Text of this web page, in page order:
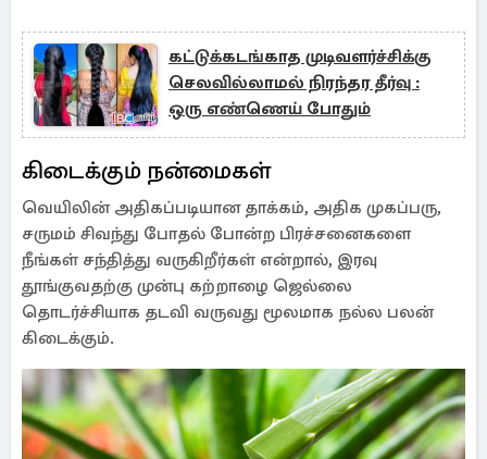
கட்டுக்கடங்காத முடிவளர்ச்சிக்கு
செலவில்லாமல் நிரந்தர தீர்வு :
ஒரு எண்ணெய் போதும்
கிடைக்கும் நன்மைகள்
வெயிலின் அதிகப்படியான தாக்கம், அதிக முகப்பரு,
சருமம் சிவந்து போதல் போன்ற பிரச்சனைகளை
நீங்கள் சந்தித்து வருகிறீர்கள் என்றால், இரவு
தூங்குவதற்கு முன்பு கற்றாழை ஜெல்லை
தொடர்ச்சியாக தடவி வருவது மூலமாக நல்ல பலன்
கிடைக்கும்.